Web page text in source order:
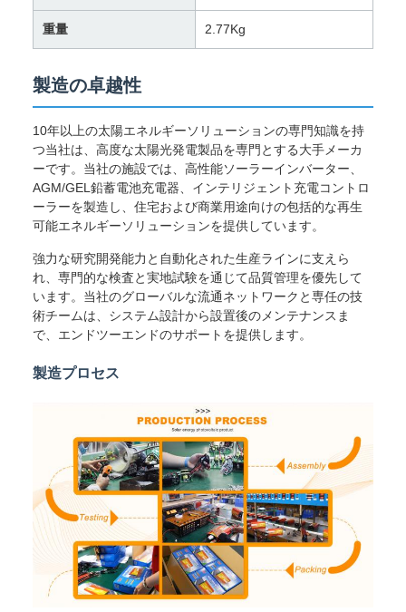
重量 2.77Kg
製造の卓越性
10年以上の太陽エネルギーソリューションの専門知識を持
つ当社は、高度な太陽光発電製品を専門とする大手メーカ
ーです。当社の施設では、高性能ソーラーインバーター、
AGM/GEL鉛蓄電池充電器、インテリジェント充電コントロ
ーラーを製造し、住宅および商業用途向けの包括的な再生
可能エネルギーソリューションを提供しています。
強力な研究開発能力と自動化された生産ラインに支えら
れ、専門的な検査と実地試験を通じて品質管理を優先して
います。当社のグローバルな流通ネットワークと専任の技
術チームは、システム設計から設置後のメンテナンスま
で、エンドツーエンドのサポートを提供します。
製造プロセス